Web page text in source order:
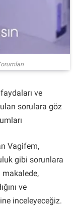
ve
sorulara göz
Vagifem,
gibi sorunlara
ve
inceleyeceğiz.